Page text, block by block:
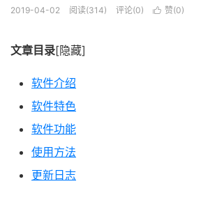
2019-04-02 阅读(314) 评论(0)  赞(0)
文章目录[隐藏]
软件介绍
软件特色
软件功能
使用方法
更新日志